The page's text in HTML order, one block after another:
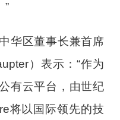
”
华区董事长兼首席
）表示：“作为
有云平台，由世纪
将以国际领先的技